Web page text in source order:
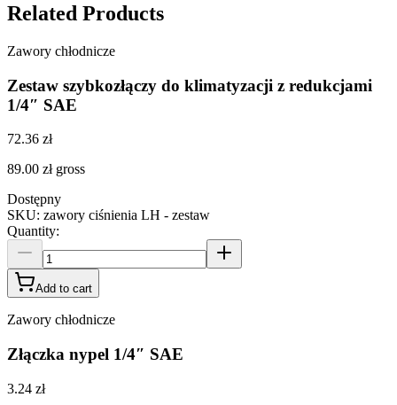
Related Products
Zawory chłodnicze
Zestaw szybkozłączy do klimatyzacji z redukcjami
1/4″ SAE
72.36 zł
89.00 zł gross
Dostępny
SKU: zawory ciśnienia LH - zestaw
Quantity:
Add to cart
Zawory chłodnicze
Złączka nypel 1/4″ SAE
3.24 zł